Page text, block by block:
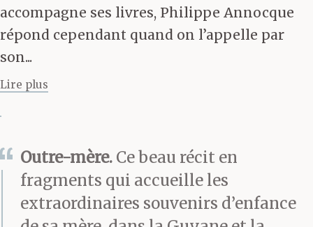
destinataires. Des
lettres qu’ils sont
tellement contents de
souvent ils lui en
réclament. Écrire des
lettres, c’est écrire sans
accompagne ses livres, Philippe Annocque
répond cependant quand on l’appelle par
son...
Lire plus
Outre-mère. Ce beau récit en
fragments qui accueille les
extraordinaires souvenirs d’enfance